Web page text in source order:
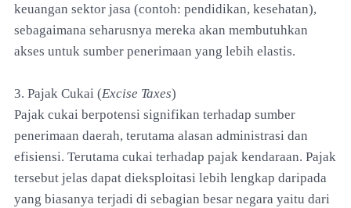
keuangan sektor jasa (contoh: pendidikan, kesehatan),
sebagaimana seharusnya mereka akan membutuhkan
akses untuk sumber penerimaan yang lebih elastis.
3. Pajak Cukai (Excise Taxes)
Pajak cukai berpotensi signifikan terhadap sumber
penerimaan daerah, terutama alasan administrasi dan
efisiensi. Terutama cukai terhadap pajak kendaraan. Pajak
tersebut jelas dapat dieksploitasi lebih lengkap daripada
yang biasanya terjadi di sebagian besar negara yaitu dari